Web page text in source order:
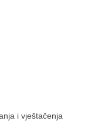
i vještačenja